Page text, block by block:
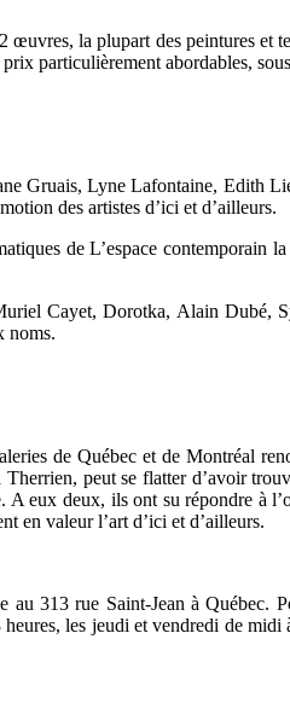
œuvres, la plupart des peintures et
particulièrement abordables,
Gruais, Lyne Lafontaine, Edith
des artistes d’ici et d’ailleurs.
de L’espace contemporain
Cayet, Dorotka, Alain Dubé,
noms.
de Québec et de Montréal
peut se flatter d’avoir
eux deux, ils ont su répondre à
en valeur l’art d’ici et d’ailleurs.
au 313 rue Saint-Jean à Québec.
les jeudi et vendredi de midi